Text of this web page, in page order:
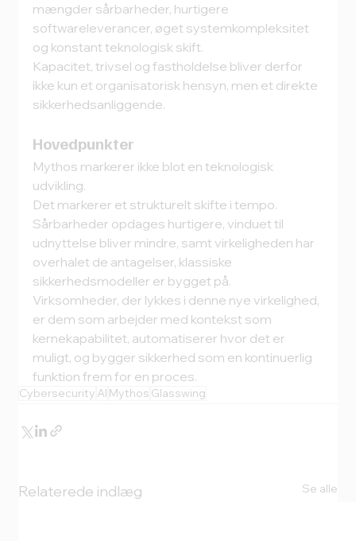
mængder sårbarheder, hurtigere
softwareleverancer, øget systemkompleksitet
og konstant teknologisk skift.
Kapacitet, trivsel og fastholdelse bliver derfor
ikke kun et organisatorisk hensyn, men et direkte
sikkerhedsanliggende.
Hovedpunkter
Mythos markerer ikke blot en teknologisk
udvikling.
Det markerer et strukturelt skifte i tempo.
Sårbarheder opdages hurtigere, vinduet til
udnyttelse bliver mindre, samt virkeligheden har
overhalet de antagelser, klassiske
sikkerhedsmodeller er bygget på.
Virksomheder, der lykkes i denne nye virkelighed,
er dem som arbejder med kontekst som
kernekapabilitet, automatiserer hvor det er
muligt, og bygger sikkerhed som en kontinuerlig
funktion frem for en proces.
Cybersecurity AI Mythos Glasswing
Relaterede indlæg Se alle